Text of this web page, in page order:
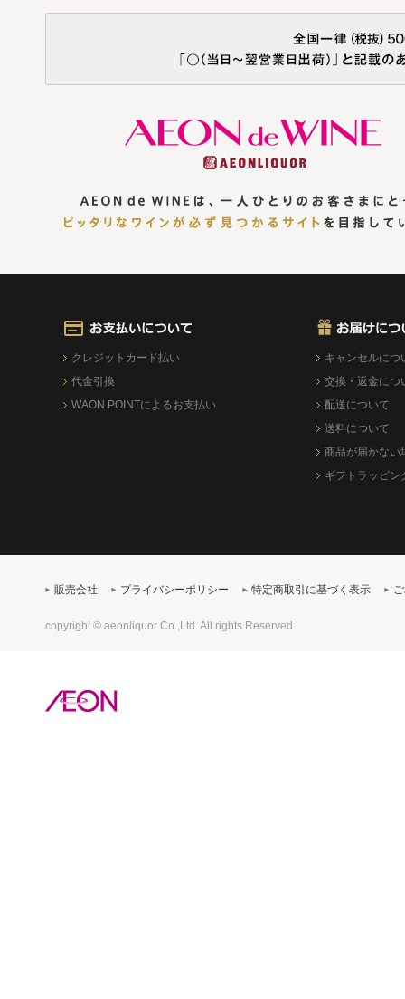
クレジットカード払い
代金引換
WAON POINTによるお支払い
キャンセルにつ
交換・返金につ
配送について
送料について
商品が届かない
ギフトラッピン
販売会社 プライバシーポリシー 特定商取引に基づく表示
copyright © aeonliquor Co.,Ltd. All rights Reserved.